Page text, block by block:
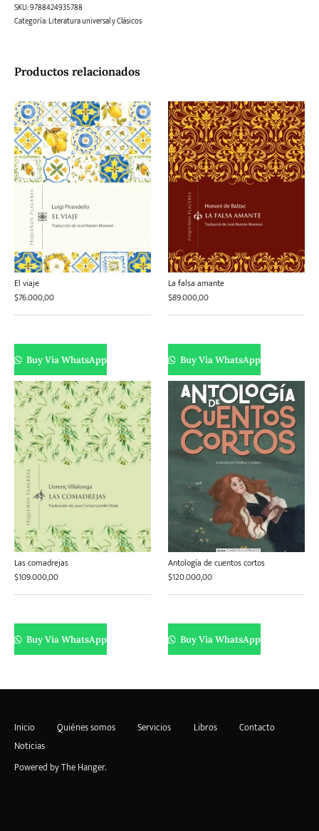
SKU:9788424935788
Categoría:Literatura universal y Clásicos
Productos relacionados
El viaje
$76.000,00
Buy Via WhatsApp
La falsa amante
$89.000,00
Buy Via WhatsApp
Las comadrejas
$109.000,00
Buy Via WhatsApp
Antología de cuentos cortos
$120.000,00
Buy Via WhatsApp
Inicio Quiénes somos Servicios Libros
Contacto
Noticias
Powered byThe Hanger.